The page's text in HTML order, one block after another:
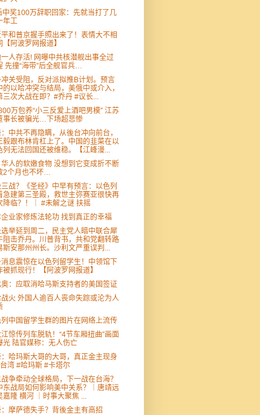
中奖100万辞职回家：先就当打了几
年工
平和普京握手照出来了！表情大不相
【阿波罗网报道】
一人存活! 网曝中共核潜舰出事全过
先撞“海带”后全舰官兵…
关受阻，反对派拟推B计划。预言
的以哈冲突与结局，美俄中或介入，
三次大战在即？#乔丹 #议长...
万包养“小三反爱上酒吧男模” 江苏
事长被骗光…下场超悲惨
中共不再隐瞒，从後台冲向前台，
毅跟布林肯杠上了。中国的韭菜在以
列无法回国还被维稳。【江峰漫...
人的软嫩食物 没想到它变成折不断
2个月也不坏…
战？《圣经》中早有预言：以色列
急建第三圣殿，救世主弥赛亚很快再
降临？！｜ #未解之谜 扶摇
业家修炼法轮功 找到真正的幸福
举延到周二，民主党人暗中联合犀
阻击乔丹。川普背书，共和党翻转路
斯安那州州长。沙利文严重误判...
息震惊在以色列留学生！中领馆下
被抓现行！【阿波罗网报道】
奥：应取消哈马斯支持者的美国签证
战火 外国人逾百人丧命失踪或沦为人
列中国留学生群的图片在网络上流传
惊传列车脱轨！“4节车厢扭曲”画面
光 陆官媒称：无人伤亡
哈玛斯大哥的大哥，真正金主现身
湾 #哈玛斯 #卡塔尔
争牵动全球格局，下一战在台海？
东战局如何影响美中关系？｜唐靖远
嘉隆 横河 ｜时事大聚焦 ...
摩萨德失手？背後金主有高招